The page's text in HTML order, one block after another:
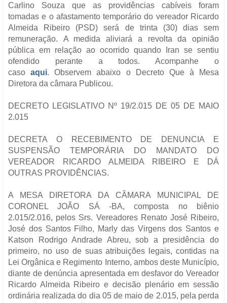
Carlino Souza que as providências cabíveis foram
tomadas e o afastamento temporário do vereador Ricardo
Almeida Ribeiro (PSD) será de trinta (30) dias sem
remuneração.
A medida aliviará a revolta da opinião
pública em relação ao ocorrido quando Iran se sentiu
ofendido perante a todos. Acompanhe o
casoaqui.Observem abaixo o Decreto Que à Mesa
Diretora da câmara Publicou.
DECRETO LEGISLATIVO Nº 19/2.015 DE 05 DE MAIO
2.015
DECRETA O RECEBIMENTO DE DENUNCIA E
SUSPENSÃO TEMPORÁRIA DO MANDATO DO
VEREADOR RICARDO ALMEIDA RIBEIRO E DÁ
OUTRAS PROVIDÊNCIAS.
A MESA DIRETORA DA CÂMARA MUNICIPAL DE
CORONEL JOÃO SÁ -BA, composta no biênio
2.015/2.016, pelos Srs. Vereadores Renato José Ribeiro,
José dos Santos Filho, Marly das Virgens dos Santos e
Katson Rodrigo Andrade Abreu, sob a presidência do
primeiro, no uso de suas atribuições legais, contidas na
Lei Orgânica e Regimento Interno, ambos deste Município,
diante de denúncia apresentada em desfavor do Vereador
Ricardo Almeida Ribeiro e decisão plenário em sessão
ordinária realizada do dia 05 de maio de 2.015, pela perda